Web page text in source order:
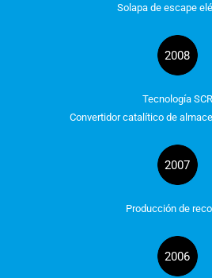
Solapa de escape
2008
Tecnología SCR
Convertidor catalítico de
2007
Producción de
2006